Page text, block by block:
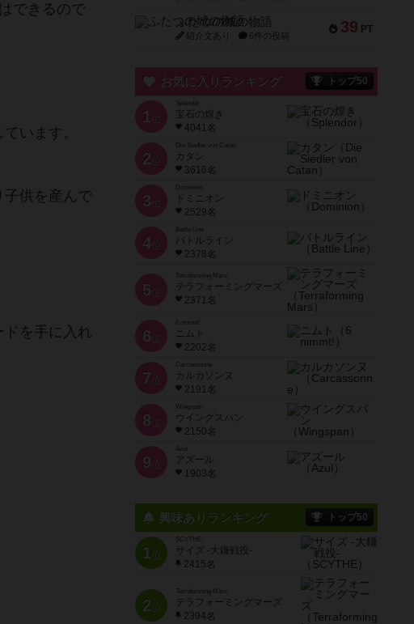
できるので
います。
子供を産んで
を手に入れ
39 PT
ふたつの城の物語
紹介文あり 6件の投稿
お気に入りランキング トップ50
1 位
宝石の煌き
4041名
2 位
Die Siedler von Catan
カタン
3616名
3 位
ドミニオン
2529名
4位
Battle Line
バトルライン
2378名
5 位
Terraforming Mars
テラフォーミングマーズ
2371名
6 位
ニムト
2202名
7 位
Carcassonne
カルカソンヌ
2191名
8 位
Wingspan
ウイングスパン
2150名
9 位
Azul
アズール
1903名
興味ありランキング トップ50
1位
SCYTHE
サイズ -大鎌戦役-
2415名
2位
Terraforming Mars
テラフォーミングマーズ
2394名